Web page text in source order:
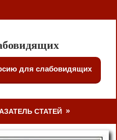
для слабовидящих
СТАТЕЙ